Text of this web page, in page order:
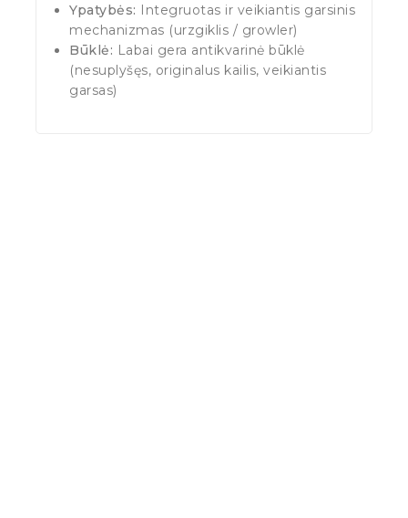
Ypatybės: Integruotas ir veikiantis garsinis
mechanizmas (urzgiklis / growler)
Būklė: Labai gera antikvarinė būklė
(nesuplyšęs, originalus kailis, veikiantis
garsas)